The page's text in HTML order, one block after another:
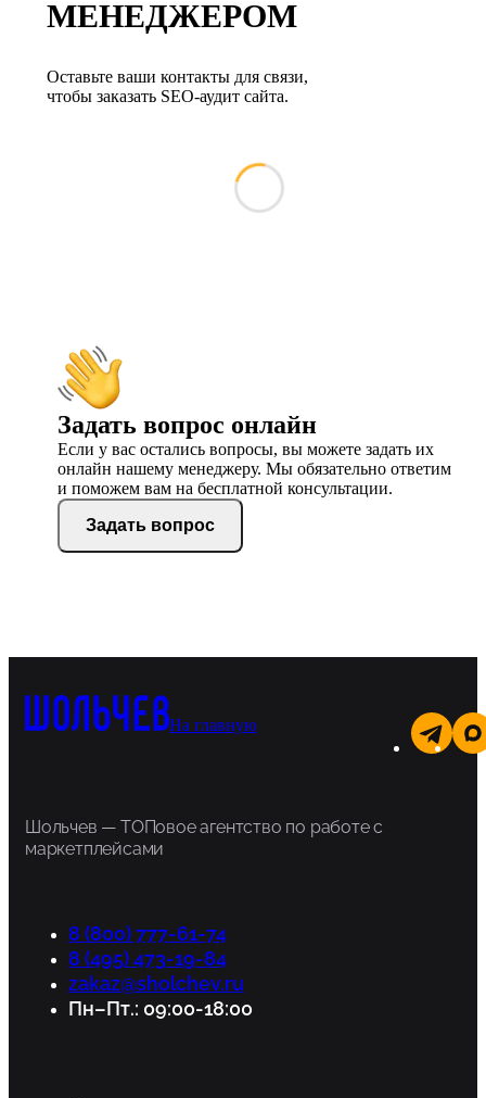
МЕНЕДЖЕРОМ
Оставьте ваши контакты для связи,
чтобы заказать SEO-аудит сайта.
Задать вопрос онлайн
Если у вас остались вопросы, вы можете задать их
онлайн нашему менеджеру. Мы обязательно ответим
и поможем вам на бесплатной консультации.
Задать вопрос
На главную
Шольчев — ТОПовое агентство по работе с
маркетплейсами
8 (800) 777-61-74
8 (495) 473-19-84
zakaz@sholchev.ru
Пн–Пт.: 09:00-18:00